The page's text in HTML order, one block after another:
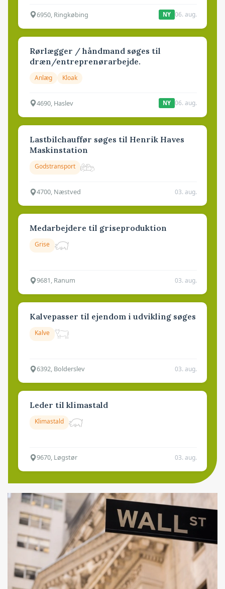
6950, Ringkøbing NY 06. aug.
Rørlægger / håndmand søges til
dræn/entreprenørarbejde.
Anlæg Kloak
4690, Haslev NY 06. aug.
Lastbilchauffør søges til Henrik Haves
Maskinstation
Godstransport
4700, Næstved 03. aug.
Medarbejdere til griseproduktion
Grise
9681, Ranum 03. aug.
Kalvepasser til ejendom i udvikling søges
Kalve
6392, Bolderslev 03. aug.
Leder til klimastald
Klimastald
9670, Løgstør 03. aug.